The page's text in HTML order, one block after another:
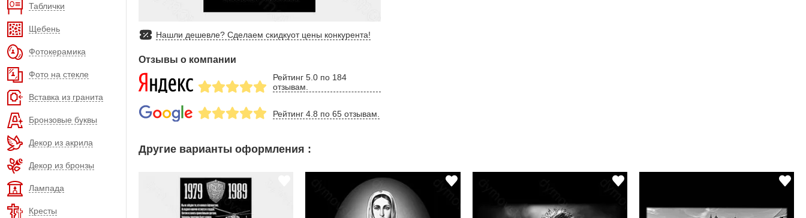
Таблички
Щебень
Фотокерамика
Фото на стекле
Вставка из гранита
Бронзовые буквы
Декор из акрила
Декор из бронзы
Лампада
Кресты
Нашли дешевле? Сделаем скидкуот цены конкурента!
Отзывы о компании
Рейтинг 5.0 по 184
отзывам.
Рейтинг 4.8 по 65 отзывам.
Другие варианты оформления :